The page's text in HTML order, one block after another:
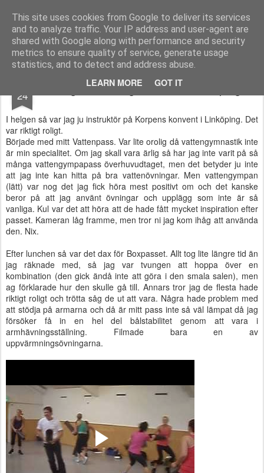
This site uses cookies from Google to deliver its services
and to analyze traffic. Your IP address and user-agent are
shared with Google along with performance and security
metrics to ensure quality of service, generate usage
statistics, and to detect and address abuse.
LEARN MORE GOT IT
Functional Fitness by Mattias - Träningsinspiration & träningsfilmer
Pages
24 Helgens träningskonvent i Linköping
I helgen så var jag ju instruktör på Korpens konvent i Linköping. Det
var riktigt roligt.
Började med mitt Vattenpass. Var lite orolig då vattengymnastik inte
är min specialitet. Om jag skall vara ärlig så har jag inte varit på så
många vattengympapass överhuvudtaget, men det betyder ju inte
att jag inte kan hitta på bra vattenövningar. Men vattengympan
(lätt) var nog det jag fick höra mest positivt om och det kanske
beror på att jag använt övningar och upplägg som inte är så
vanliga. Kul var det att höra att de hade fått mycket inspiration efter
passet. Kameran låg framme, men tror ni jag kom ihåg att använda
den. Nix.
Efter lunchen så var det dax för Boxpasset. Allt tog lite längre tid än
jag räknade med, så jag var tvungen att hoppa över en
kombination (den gick ändå inte att göra i den smala salen), men
ag förklarade hur den skulle gå till. Annars tror jag de flesta hade
riktigt roligt och trötta såg de ut att vara. Några hade problem med
att stödja på armarna och då är mitt pass inte så väl lämpat då jag
försöker få in en hel del bålstabilitet genom att vara i
armhävningsställning. Filmade bara en av
uppvärmningsövningarna.